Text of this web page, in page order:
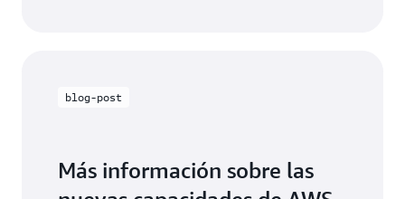
blog-post
Más información sobre las